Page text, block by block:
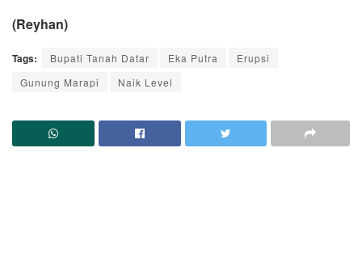
(Reyhan)
Tags: Bupati Tanah Datar Eka Putra
Erupsi
Gunung Marapi
Naik Level